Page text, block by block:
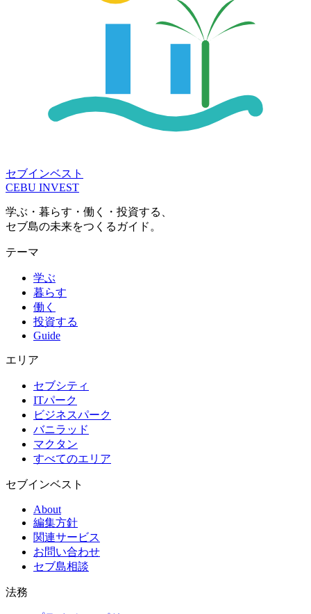
セブインベスト
CEBU INVEST
学ぶ・暮らす・働く・投資する、
セブ島の未来をつくるガイド。
テーマ
学ぶ
暮らす
働く
投資する
Guide
エリア
セブシティ
ITパーク
ビジネスパーク
バニラッド
マクタン
すべてのエリア
セブインベスト
About
編集方針
関連サービス
お問い合わせ
セブ島相談
法務